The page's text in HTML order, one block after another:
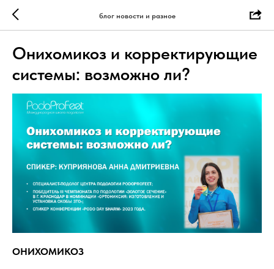
блог новости и разное
Онихомикоз и корректирующие
системы: возможно ли?
ОНИХОМИКОЗ